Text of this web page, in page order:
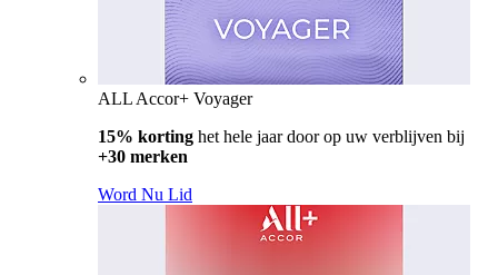
ALL Accor+ Voyager
15% korting het hele jaar door op uw verblijven bij
+30 merken
Word Nu Lid